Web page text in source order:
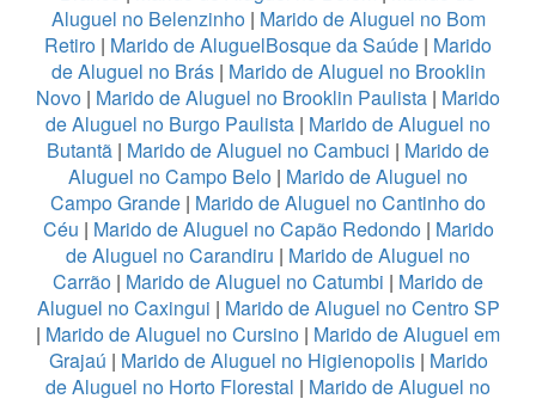
Aluguel no Belenzinho| Marido de Aluguel no Bom
Retiro | Marido de AluguelBosque da Saúde | Marido
de Aluguel no Brás| Marido de Aluguel no Brooklin
Novo | Marido de Aluguel no Brooklin Paulista | Marido
de Aluguel no Burgo Paulista | Marido de Aluguel no
Butantã | Marido de Aluguel no Cambuci | Marido de
Aluguel no Campo Belo | Marido de Aluguel no
Campo Grande | Marido de Aluguel no Cantinho do
Céu | Marido de Aluguel no Capão Redondo| Marido
de Aluguel no Carandiru | Marido de Aluguel no
Carrão | Marido de Aluguel no Catumbi | Marido de
Aluguel no Caxingui | Marido de Aluguel no Centro SP
| Marido de Aluguel no Cursino | Marido de Aluguel em
Grajaú | Marido de Aluguel no Higienopolis| Marido
de Aluguel no Horto Florestal | Marido de Aluguel no